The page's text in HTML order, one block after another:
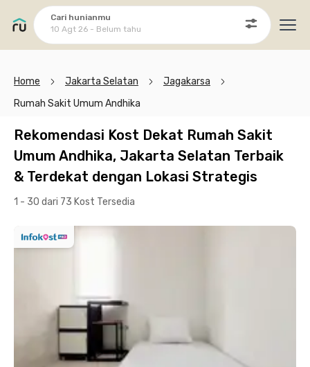
Cari hunianmu
10 Agt 26 - Belum tahu
Home Jakarta Selatan
Jagakarsa
Rumah Sakit Umum Andhika
Rekomendasi Kost Dekat Rumah Sakit
Umum Andhika, Jakarta Selatan Terbaik
& Terdekat dengan Lokasi Strategis
1 - 30 dari 73 Kost Tersedia